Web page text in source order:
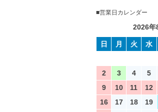
■営業日カレンダー
2026年
日 月 火 水
2
3 4 5
9
10 11 12
16
17 18 19